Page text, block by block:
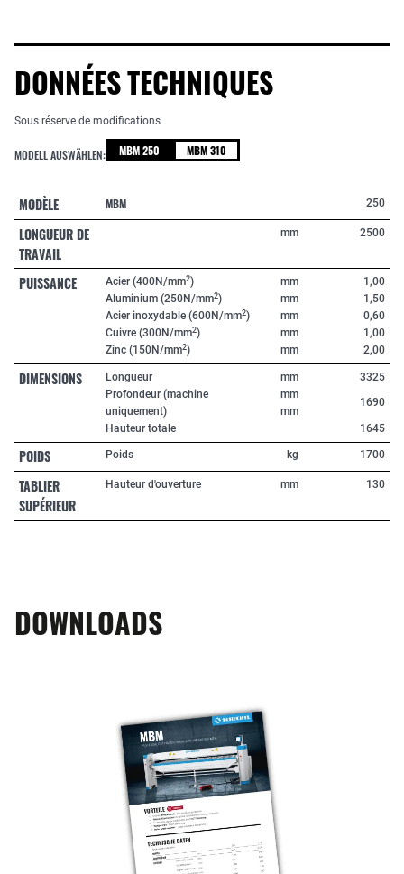
DONNÉES TECHNIQUES
Sous réserve de modifications
MODELL AUSWÄHLEN: MBM 250 MBM 310
MODÈLE MBM 250
LONGUEUR DE
TRAVAIL
mm 2500
PUISSANCE Acier (400N/mm2)
Aluminium (250N/mm2)
Acier inoxydable (600N/mm2)
Cuivre (300N/mm2)
Zinc (150N/mm2)
mm
mm
mm
mm
mm
1,00
1,50
0,60
1,00
2,00
DIMENSIONS
Longueur
Profondeur (machine
uniquement)
Hauteur totale
mm
mm
mm
3325
1690
1645
POIDS Poids kg 1700
TABLIER
SUPÉRIEUR
Hauteur d'ouverture mm 130
DOWNLOADS